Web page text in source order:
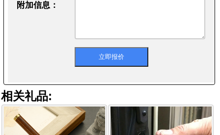
附加信息：
相关礼品: